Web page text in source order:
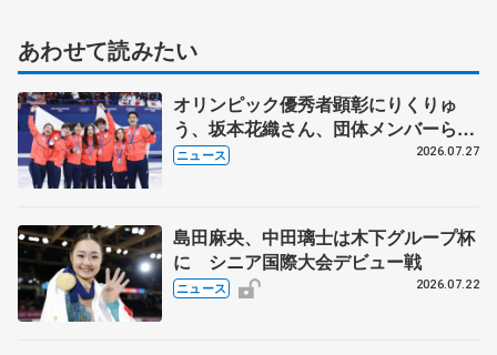
あわせて読みたい
オリンピック優秀者顕彰にりくりゅ
う、坂本花織さん、団体メンバーら
8月7日に文科省が表彰式、ブルーノ・
ニュース 2026.07.27
島田麻央、中田璃士は木下グループ杯
に シニア国際大会デビュー戦
ニュース 2026.07.22